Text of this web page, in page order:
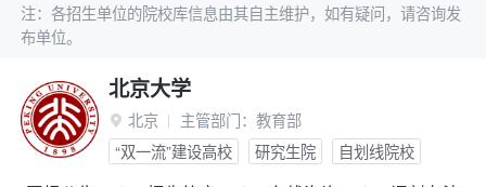
注：各招生单位的院校库信息由其自主维护，如有疑问，请咨询发
布单位。
北京大学
 北京 主管部门： 教育部
“双一流”建设高校
研究生院 自划线院校